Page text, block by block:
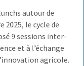
autour de
2025, le cycle de
9 sessions inter-
et à l’échange
agricole.